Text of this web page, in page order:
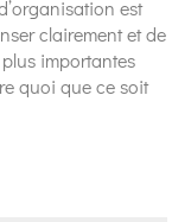
est
clairement et de
importantes
quoi que ce soit